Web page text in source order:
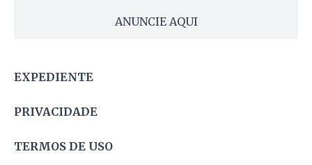
ANUNCIE AQUI
EXPEDIENTE
PRIVACIDADE
TERMOS DE USO